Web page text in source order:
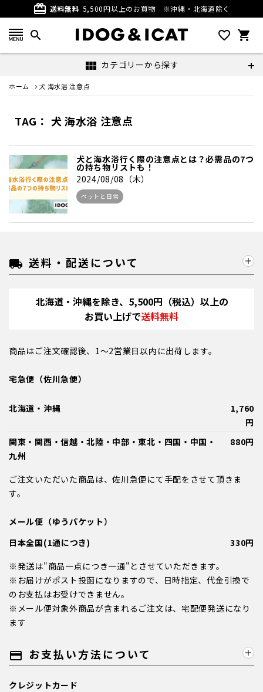
card_giftcard 送料無料 5,500円以上のお買物 ※沖縄・北海道除く
search favorite_outline shopping_cart
view_module カテゴリーから探す
ホーム 犬 海水浴 注意点
TAG： 犬 海水浴 注意点
犬と海水浴行く際の注意点とは？必需品の7つ
の持ち物リストも！
2024/08/08（木）
ペットと日常
local_shipping 送料・配送について
北海道・沖縄を除き、5,500円（税込）以上の
お買い上げで送料無料
商品はご注文確認後、1～2営業日以内に出荷します。
宅急便（佐川急便）
北海道・沖縄
1,760
円
関東・関西・信越・北陸・中部・東北・四国・中国・
九州
880円
ご注文いただいた商品は、佐川急便にて手配をさせて頂きま
す。
メール便（ゆうパケット）
日本全国(1通につき)
330円
※発送は"商品一点につき一通"とさせていただきます。
※お届けがポスト投函になりますので、日時指定、代金引換で
のお支払はお受けできません。
※メール便対象外商品が含まれるご注文は、宅配便発送になり
ます
payment お支払い方法について
クレジットカード